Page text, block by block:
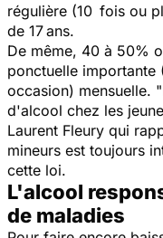
régulière (10 fois ou
de 17 ans.
De même, 40 à 50%
ponctuelle importante
occasion) mensuelle. "
d'alcool chez les
Laurent Fleury qui
mineurs est toujours
cette loi.
L'alcool
de maladies